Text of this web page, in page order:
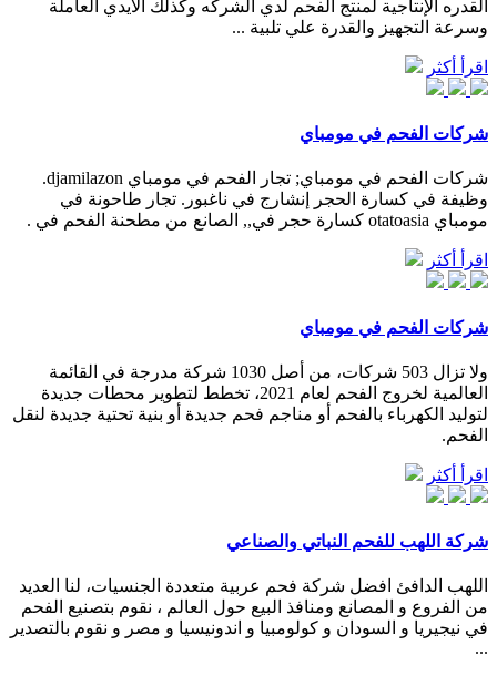
القدره الإنتاجية لمنتج الفحم لدي الشركه وكذلك الأيدي العاملة
وسرعة التجهيز والقدرة علي تلبية ...
اقرأ أكثر
شركات الفحم في مومباي
شركات الفحم في مومباي; تجار الفحم في مومباي djamilazon.
وظيفة في كسارة الحجر إنشارج في ناغبور. تجار طاحونة في
مومباي otatoasia كسارة حجر في,, الصانع من مطحنة الفحم في .
اقرأ أكثر
شركات الفحم في مومباي
ولا تزال 503 شركات، من أصل 1030 شركة مدرجة في القائمة
العالمية لخروج الفحم لعام 2021، تخطط لتطوير محطات جديدة
لتوليد الكهرباء بالفحم أو مناجم فحم جديدة أو بنية تحتية جديدة لنقل
الفحم.
اقرأ أكثر
شركة اللهب للفحم النباتي والصناعي
اللهب الدافئ افضل شركة فحم عربية متعددة الجنسيات، لنا العديد
من الفروع و المصانع ومنافذ البيع حول العالم ، نقوم بتصنيع الفحم
في نيجيريا و السودان و كولومبيا و اندونيسيا و مصر و نقوم بالتصدير
...